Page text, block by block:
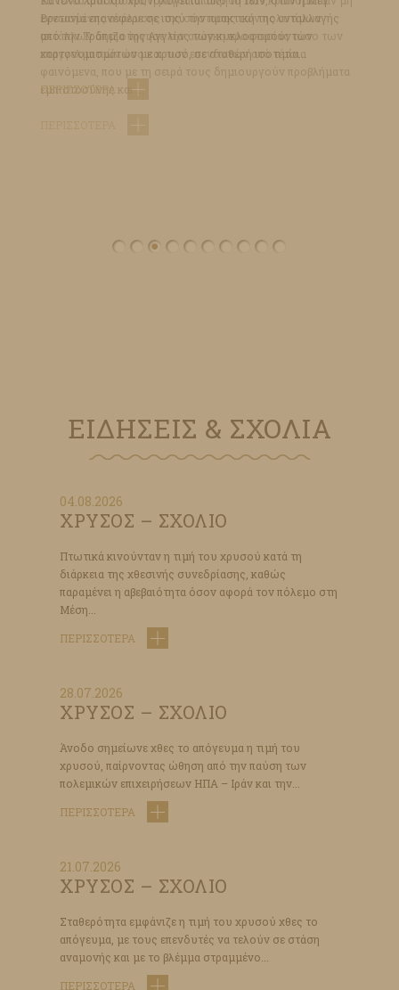
Βρετανία επανέφερε σε ισχύ την πρακτική της ανταλλαγής
από την Τράπεζα της Αγγλίας των κυκλοφορούντων
χαρτονομισμάτων με χρυσό, σε σταθερή ισοτιμία...
ΠΕΡΙΣΣΟΤΕΡΑ
ΕΙΔΗΣΕΙΣ & ΣΧΟΛΙΑ
04.08.2026
ΧΡΥΣΟΣ – ΣΧΟΛΙΟ
Πτωτικά κινούνταν η τιμή του χρυσού κατά τη
διάρκεια της χθεσινής συνεδρίασης, καθώς
παραμένει η αβεβαιότητα όσον αφορά τον πόλεμο στη
Μέση...
ΠΕΡΙΣΣΟΤΕΡΑ
28.07.2026
ΧΡΥΣΟΣ – ΣΧΟΛΙΟ
Άνοδο σημείωνε χθες το απόγευμα η τιμή του
χρυσού, παίρνοντας ώθηση από την παύση των
πολεμικών επιχειρήσεων ΗΠΑ – Ιράν και την...
ΠΕΡΙΣΣΟΤΕΡΑ
21.07.2026
ΧΡΥΣΟΣ – ΣΧΟΛΙΟ
Σταθερότητα εμφάνιζε η τιμή του χρυσού χθες το
απόγευμα, με τους επενδυτές να τελούν σε στάση
αναμονής και με το βλέμμα στραμμένο...
ΠΕΡΙΣΣΟΤΕΡΑ